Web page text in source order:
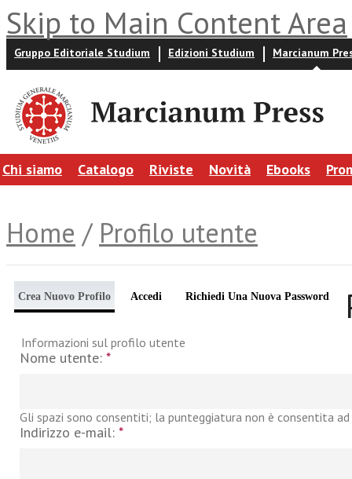
Skip to Main Content Area
Gruppo Editoriale Studium Edizioni Studium Marcianum
Chi siamo Catalogo Riviste Novità Ebooks
Home / Profilo utente
Crea Nuovo Profilo Accedi Richiedi Una Nuova Password
Informazioni sul profilo utente
Nome utente: *
Gli spazi sono consentiti; la punteggiatura non è consentita
Indirizzo e-mail: *